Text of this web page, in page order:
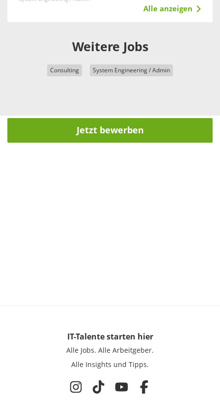
Alle anzeigen
Weitere Jobs
Consulting System Engineering / Admin
Jetzt bewerben
IT-Talentestarten hier
Alle Jobs. Alle Arbeitgeber.
Alle Insights und Tipps.